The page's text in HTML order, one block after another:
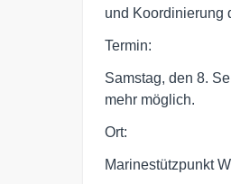
und Koordinierung
Termin:
Samstag, den 8.
mehr möglich.
Ort:
Marinestützpunkt